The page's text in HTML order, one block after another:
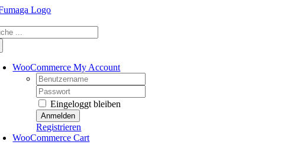
Skip
content
WooCommerce My Account
Username:
Password:
Eingeloggt bleiben
Registrieren
WooCommerce Cart